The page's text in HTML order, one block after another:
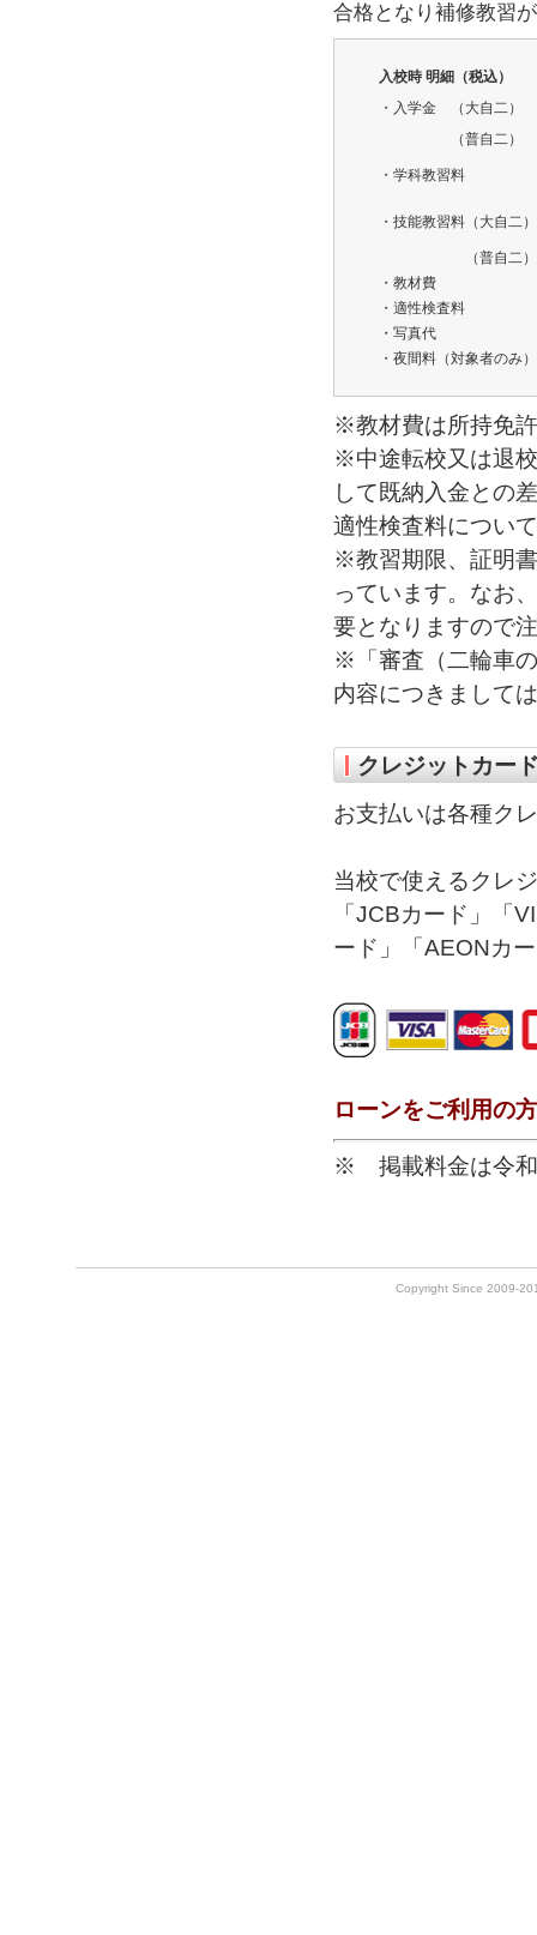
合格となり補修教習
入校時 明細（税込）
・入学金 （大自二）
（普自二）
・学科教習料
・技能教習料（大自二）
（普自二）
・教材費
・適性検査料
・写真代
・夜間料（対象者のみ）
※教材費は所持免
※中途転校又は退
して既納入金との
適性検査料につい
※教習期限、証明
っています。なお
要となりますので
※「審査（二輪車
内容につきまして
クレジットカー
お支払いは各種ク
当校で使えるクレ
「JCBカード」「
ード」「AEONカ
ローンをご利用の
※ 掲載料金は令和
Copyright Since 2009-